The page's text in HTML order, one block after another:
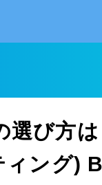
選び方
ング)